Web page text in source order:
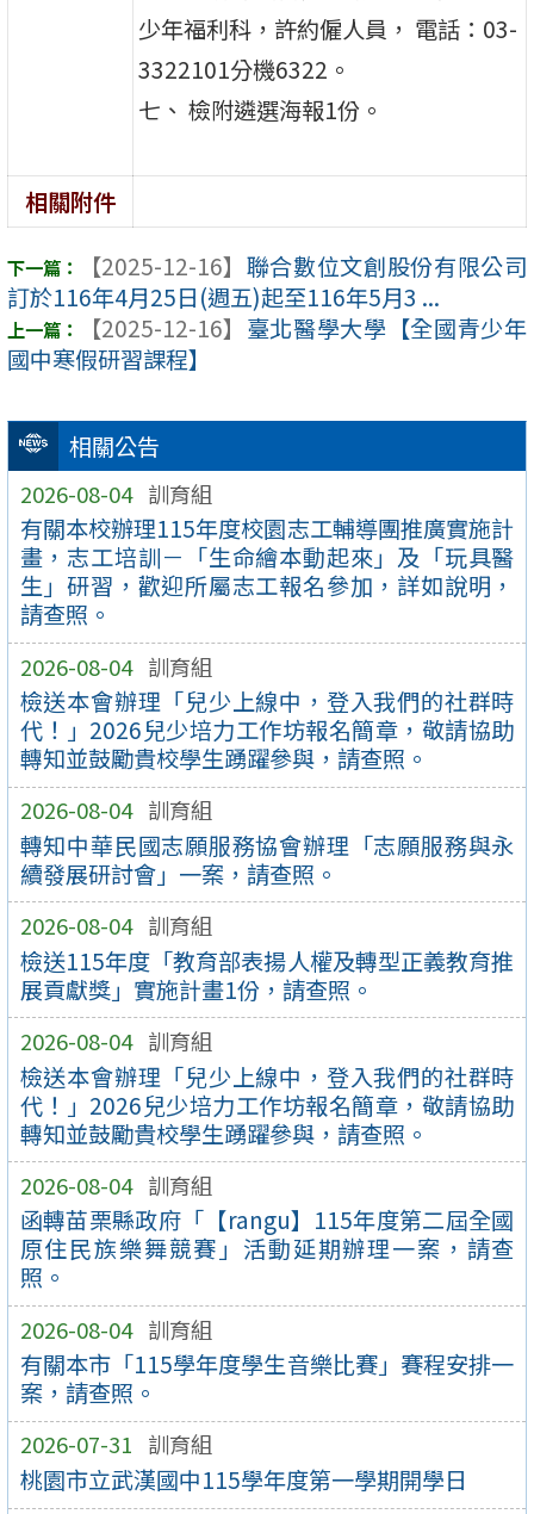
相關公告
2026-08-04 訓育組
有關本校辦理115年度校園志工輔導團推廣實施計
畫，志工培訓－「生命繪本動起來」及「玩具醫
生」研習，歡迎所屬志工報名參加，詳如說明，
請查照。
2026-08-04 訓育組
檢送本會辦理「兒少上線中，登入我們的社群時
代！」2026兒少培力工作坊報名簡章，敬請協助
轉知並鼓勵貴校學生踴躍參與，請查照。
2026-08-04 訓育組
轉知中華民國志願服務協會辦理「志願服務與永
續發展研討會」一案，請查照。
2026-08-04 訓育組
檢送115年度「教育部表揚人權及轉型正義教育推
展貢獻獎」實施計畫1份，請查照。
2026-08-04 訓育組
檢送本會辦理「兒少上線中，登入我們的社群時
代！」2026兒少培力工作坊報名簡章，敬請協助
轉知並鼓勵貴校學生踴躍參與，請查照。
2026-08-04 訓育組
函轉苗栗縣政府「【rangu】115年度第二屆全國
原住民族樂舞競賽」活動延期辦理一案，請查
照。
2026-08-04 訓育組
有關本市「115學年度學生音樂比賽」賽程安排一
案，請查照。
2026-07-31 訓育組
桃園市立武漢國中115學年度第一學期開學日
少年福利科，許約僱人員， 電話：03-
3322101分機6322。
七、 檢附遴選海報1份。
相關附件
【2025-12-16】 聯合數位文創股份有限公司
訂於116年4月25日(週五)起至116年5月3 ...
【2025-12-16】 臺北醫學大學【全國青少年
國中寒假研習課程】